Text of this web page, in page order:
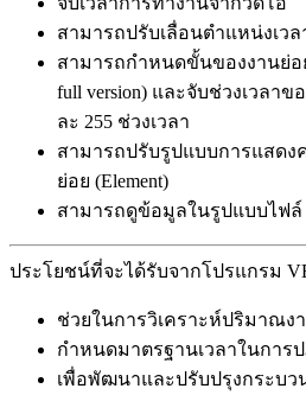
สามารถปรับเลื่อนตำแหน่งเวล
สามารถกำหนดขั้นของงานย่อ
full version) และจับช่วงเวลา
ละ 255 ช่วงเวลา
สามารถปรับรูปแบบการแสดง
ย่อย (Element)
สามารถดูข้อมูลในรูปแบบไฟล์
ประโยชน์ที่จะได้รับจากโปรแกรม
ช่วยในการวิเคราะห์ปริมาณง
กำหนดมาตรฐานเวลาในการ
เพื่อพัฒนาและปรับปรุงกระบ